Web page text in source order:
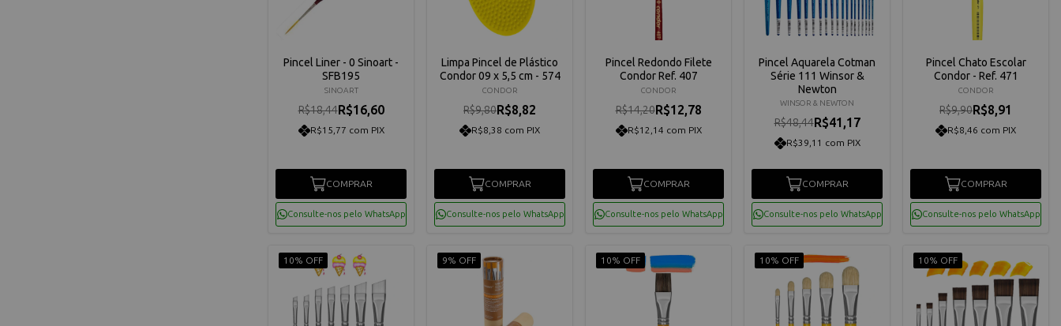
Pincel Liner - 0 Sinoart -
SFB195
SINOART
R$18,44R$16,60
R$15,77 com PIX
COMPRAR
Consulte-nos pelo WhatsApp
Limpa Pincel de Plástico
Condor 09 x 5,5 cm - 574
CONDOR
R$9,80R$8,82
R$8,38 com PIX
COMPRAR
Consulte-nos pelo WhatsApp
Pincel Redondo Filete
Condor Ref. 407
CONDOR
R$14,20R$12,78
R$12,14 com PIX
COMPRAR
Consulte-nos pelo WhatsApp
Pincel Aquarela Cotman
Série 111 Winsor &
Newton
WINSOR & NEWTON
R$48,44R$41,17
R$39,11 com PIX
COMPRAR
Consulte-nos pelo WhatsApp
Pincel Chato Escolar
Condor - Ref. 471
CONDOR
R$9,90R$8,91
R$8,46 com PIX
COMPRAR
Consulte-nos pelo WhatsApp
10% OFF 9% OFF 10% OFF 10% OFF 10% OFF